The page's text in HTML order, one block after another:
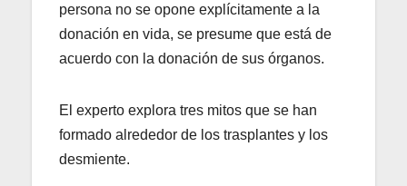
persona no se opone explícitamente a la
donación en vida, se presume que está de
acuerdo con la donación de sus órganos.
El experto explora tres mitos que se han
formado alrededor de los trasplantes y los
desmiente.